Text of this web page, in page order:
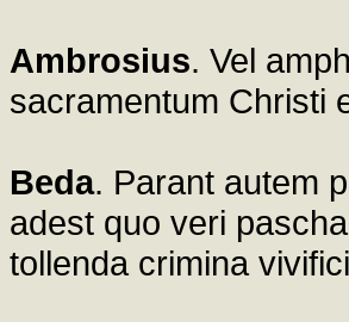
Ambrosius. Vel
sacramentum Christi
Beda. Parant autem
adest quo veri
tollenda crimina